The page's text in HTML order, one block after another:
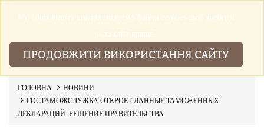
ГОЛОВНА
НОВИНИ
ГОСТАМОЖСЛУЖБА ОТКРОЕТ ДАННЫЕ ТАМОЖЕННЫХ
ДЕКЛАРАЦИЙ: РЕШЕНИЕ ПРАВИТЕЛЬСТВА
Ми збираемо та використовуемо файли cookies щоб зробити
наш сайт краще.
ПРОДОВЖИТИ ВИКОРИСТАННЯ САЙТУ